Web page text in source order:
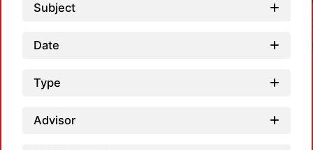
Subject
Date
Type
Advisor